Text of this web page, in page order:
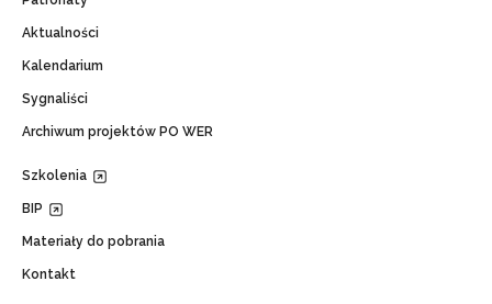
Aktualności
Kalendarium
Sygnaliści
Archiwum projektów PO WER
Szkolenia
BIP
Materiały do pobrania
Kontakt